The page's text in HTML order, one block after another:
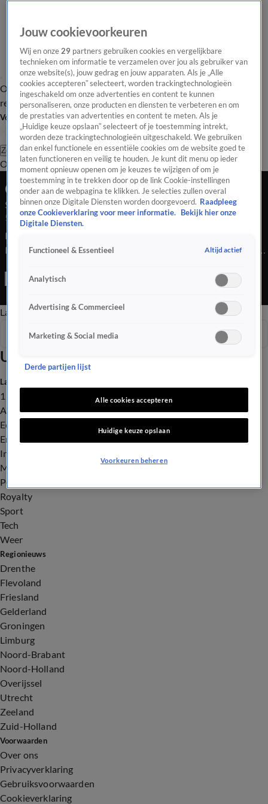
Overzicht Laatste nieuws Regionieuws Het beste van Hart
Tip de
redactie
Volg Hart van Nederland
Zoeken
OverzichtRegioUitzendingenWeerTip de redactiePanelVideo's
Ochtend Editie
Seizoen 2025, aflevering 5229
5 dec 2025, 07:00
Bekijk aflevering 5229 van Hart van Nederland - Ochtend
Editie uit seizoen 2025 hier. Deze aflevering is uitgezonden op
Editie is een Nieuws programma
Late EditieOchtend EditieVroege Editie
Uitzendingen
Seizoen 2025
Laatste nieuws
112
Advies & Tips
Economie
Entertainment
Infrastructuur
Milieu en Gezondheid
Politiek
Royalty
Sport
Tech
Weer
Regionieuws
Drenthe
Flevoland
Friesland
Gelderland
Groningen
Limburg
Noord-Brabant
Noord-Holland
Overijssel
Utrecht
Zeeland
Zuid-Holland
Voorwaarden
Over ons
Privacyverklaring
Gebruiksvoorwaarden
Cookieverklaring
Jouw cookievoorkeuren
Wij en onze29 partners gebruiken cookies en vergelijkbare
technieken om informatie te verzamelen over jou als gebruiker van
onze website(s), jouw gedrag en jouw apparaten. Als je „Alle
cookies accepteren” selecteert, worden trackingtechnologieën
ingeschakeld om onze advertenties en content te kunnen
personaliseren, onze producten en diensten te verbeteren en om
de prestaties van advertenties en content te meten. Als je
„Huidige keuze opslaan” selecteert of je toestemming intrekt,
worden deze trackingtechnologieën uitgeschakeld. We gebruiken
dan enkel functionele en essentiële cookies om de website goed te
laten functioneren en veilig te houden. Je kunt dit menu op ieder
moment opnieuw openen om je keuzes te wijzigen of om je
toestemming in te trekken door op de link Cookie-instellingen
onder aan de webpagina te klikken. Je selecties zullen overal
binnen onze Digitale Diensten worden doorgevoerd. Raadpleeg
onze Cookieverklaring voor meer informatie.
Bekijk hier onze
Digitale Diensten.
Functioneel & Essentieel Altijd actief
Analytisch
Advertising & Commercieel
Marketing & Social media
Derde partijen lijst
Alle cookies accepteren
Huidige keuze opslaan
Voorkeuren beheren